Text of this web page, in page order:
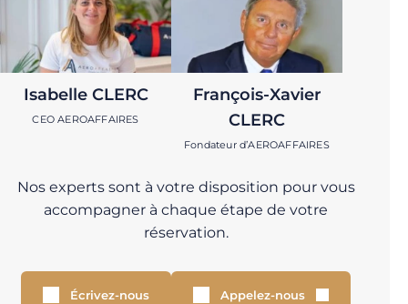
Isabelle CLERC
CEO AEROAFFAIRES
François-Xavier
CLERC
Fondateur d’AEROAFFAIRES
Nos experts sont à votre disposition pour vous
accompagner à chaque étape de votre
réservation.
Écrivez-nous Appelez-nous